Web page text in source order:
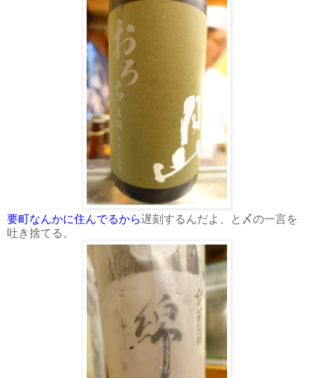
要町なんかに住んでるから遅刻するんだよ、と〆の一言を
吐き捨てる。